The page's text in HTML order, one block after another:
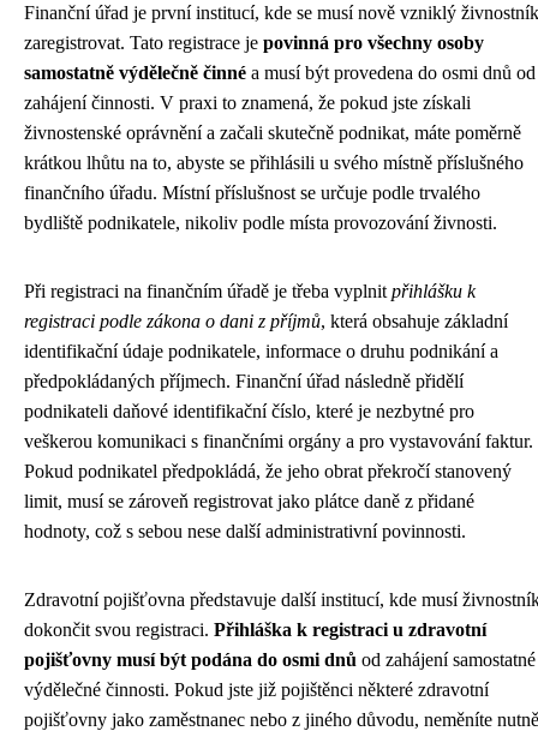
Finanční úřad je první institucí, kde se musí nově vzniklý živnostník
zaregistrovat. Tato registrace je povinná pro všechny osoby
samostatně výdělečně činné a musí být provedena do osmi dnů od
zahájení činnosti. V praxi to znamená, že pokud jste získali
živnostenské oprávnění a začali skutečně podnikat, máte poměrně
krátkou lhůtu na to, abyste se přihlásili u svého místně příslušného
finančního úřadu. Místní příslušnost se určuje podle trvalého
bydliště podnikatele, nikoliv podle místa provozování živnosti.
Při registraci na finančním úřadě je třeba vyplnit přihlášku k
registraci podle zákona o dani z příjmů, která obsahuje základní
identifikační údaje podnikatele, informace o druhu podnikání a
předpokládaných příjmech. Finanční úřad následně přidělí
podnikateli daňové identifikační číslo, které je nezbytné pro
veškerou komunikaci s finančními orgány a pro vystavování faktur.
Pokud podnikatel předpokládá, že jeho obrat překročí stanovený
limit, musí se zároveň registrovat jako plátce daně z přidané
hodnoty, což s sebou nese další administrativní povinnosti.
Zdravotní pojišťovna představuje další institucí, kde musí
dokončit svou registraci. Přihláška k registraci u zdravotní
pojišťovny musí být podána do osmi dnů od zahájení samostatné
výdělečné činnosti. Pokud jste již pojištěnci některé zdravotní
pojišťovny jako zaměstnanec nebo z jiného důvodu, neměníte nutně